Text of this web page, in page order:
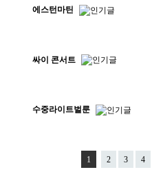
에스턴마틴
싸이 콘서트
수중라이트벌룬
1 2 3 4